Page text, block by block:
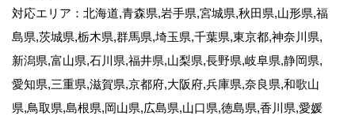
対応エリア：北海道,青森県,岩手県,宮城県,秋田県,山形県,福
島県,茨城県,栃木県,群馬県,埼玉県,千葉県,東京都,神奈川県,
新潟県,富山県,石川県,福井県,山梨県,長野県,岐阜県,静岡県,
愛知県,三重県,滋賀県,京都府,大阪府,兵庫県,奈良県,和歌山
県,鳥取県,島根県,岡山県,広島県,山口県,徳島県,香川県,愛媛